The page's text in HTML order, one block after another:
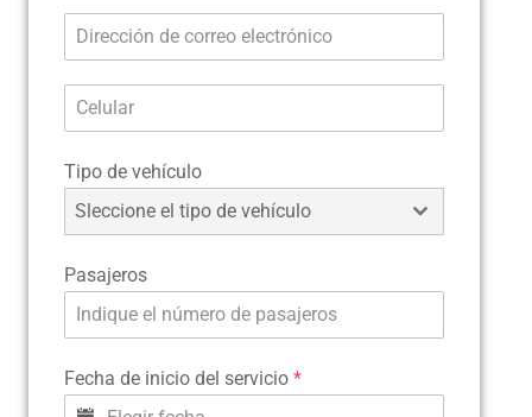
Tipo de vehículo
Sleccione el tipo de vehículo
Pasajeros
Fecha de inicio del servicio *